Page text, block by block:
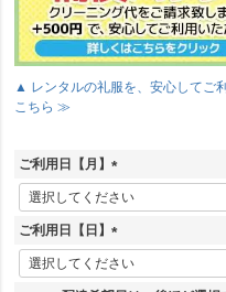
▲ レンタルの礼服を、安心してご
こちら ≫
ご利用日【月】
(
必
須
)
ご利用日【日】
(
必